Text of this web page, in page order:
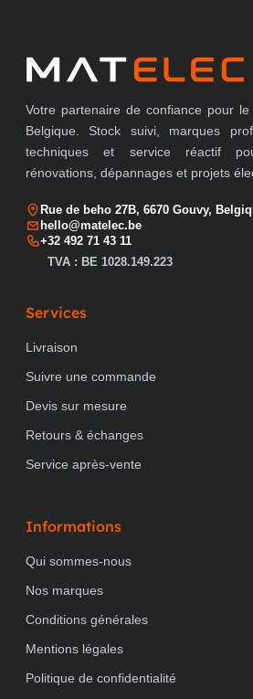
Votre partenaire de confiance pour
Belgique. Stock suivi, marques
techniques et service réactif
rénovations, dépannages et projets
Rue de beho 27B, 6670 Gouvy,
hello@matelec.be
+32 492 71 43 11
TVA : BE 1028.149.223
Services
Livraison
Suivre une commande
Devis sur mesure
Retours & échanges
Service après-vente
Informations
Qui sommes-nous
Nos marques
Conditions générales
Mentions légales
Politique de confidentialité